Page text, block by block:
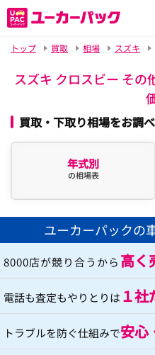
トップ
買取 相場 スズキ
スズキ クロスビー その
買取・下取り相場をお調
年式別
の相場表
ユーカーパックの
8000店が競り合うから 高く
電話も査定もやりとりは １社
トラブルを防ぐ仕組みで安心